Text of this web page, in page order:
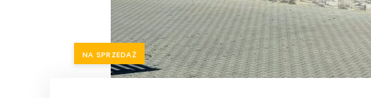
NA SPRZEDAŻ